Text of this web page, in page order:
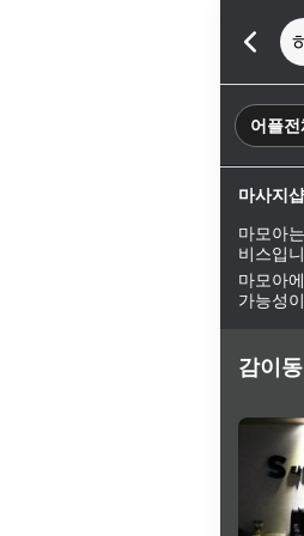
어플전
마사지
마모아는
비스입
마모아
가능성
감이